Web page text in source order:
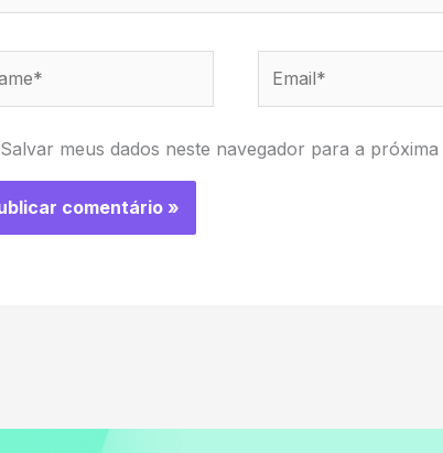
Salvar meus dados neste navegador para a